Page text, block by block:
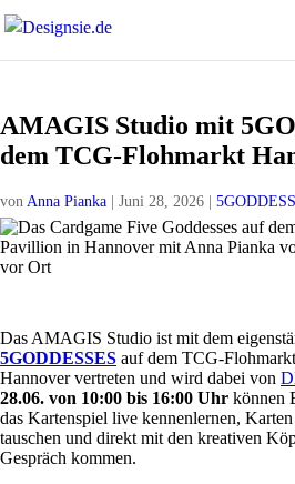
AMAGIS Studio mit
dem TCG-Flohmarkt
von Anna Pianka Juni 28, 2026
Das AMAGIS Studio ist mit dem
5GODDESSES auf dem TCG-
Hannover vertreten und wird dabei von
28.06. von 10:00 bis 16:00 Uhr können
das Kartenspiel live kennenlernen,
tauschen und direkt mit den kreativen
Gespräch kommen.